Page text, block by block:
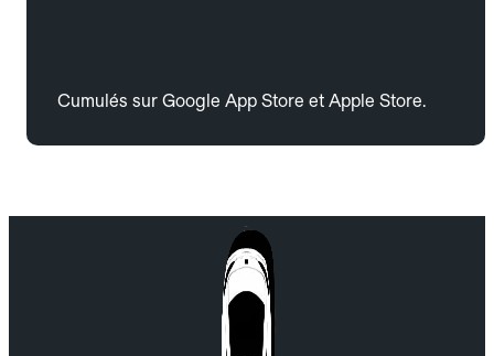
Cumulés sur Google App Store et Apple Store.